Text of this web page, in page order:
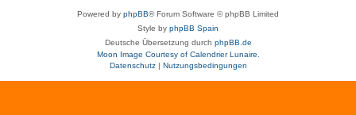
Powered by phpBB® Forum Software © phpBB Limited
Style by phpBB Spain
Deutsche Übersetzung durch phpBB.de
Moon Image Courtesy of Calendrier Lunaire.
Datenschutz| Nutzungsbedingungen